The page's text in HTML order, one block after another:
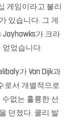
게임이라고 불리
있습니다. 그 게
Jayhawks가 크라
얻었습니다.
가 Van Dijk과
로서 개별적으로
없는 훌륭한 선
던졌다. 쿨리 발